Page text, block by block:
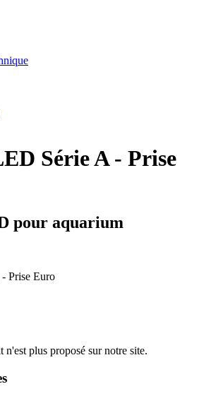
Série A - Prise
pour aquarium
Prise Euro
n'est plus proposé sur notre site.